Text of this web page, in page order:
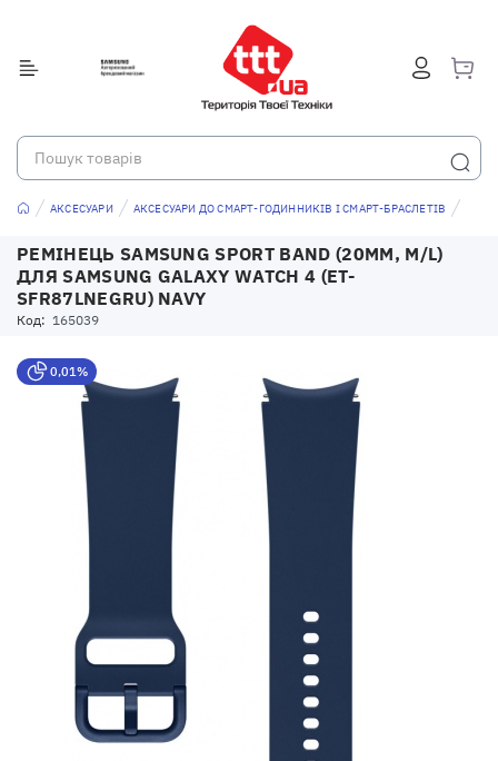
АКСЕСУАРИ АКСЕСУАРИ ДО СМАРТ-ГОДИННИКІВ І СМАРТ-БРАСЛЕТІВ
РЕМІНЕЦЬ SAMSUNG SPORT BAND (20MM, M/L)
ДЛЯ SAMSUNG GALAXY WATCH 4 (ET-
SFR87LNEGRU) NAVY
Код: 165039
0,01%